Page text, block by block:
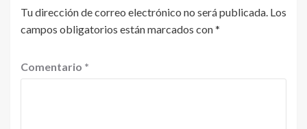
Tu dirección de correo electrónico no será publicada. Los
campos obligatorios están marcados con*
Comentario *